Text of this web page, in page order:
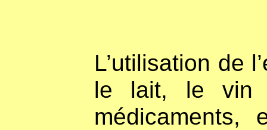
L’utilisation de
le lait, le vin